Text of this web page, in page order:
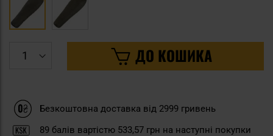
ДО КОШИКА
Безкоштовна доставка від 2999 гривень
89 балів вартістю 533,57 грн на наступні покупки